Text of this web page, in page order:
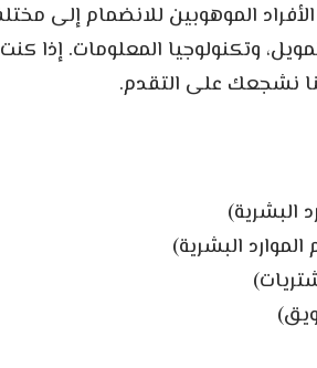
الموهوبين للانضمام إلى
وتكنولوجيا المعلومات. إذا
نشجعك على التقدم.
البشرية)
البشرية)